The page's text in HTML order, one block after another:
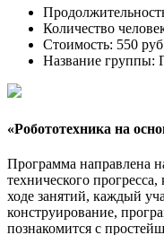
Количество
Стоимость: 550
Название группы:
«Робототехника на
Программа направлена
технического
ходе занятий, каждый
конструирование,
познакомится с